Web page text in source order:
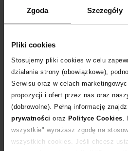
Zgoda Szczegóły
Pliki cookies
Stosujemy pliki cookies w celu
działania strony (obowiązkowe),
Serwisu oraz w celach
propozycji i ofert przez nas oraz
(dobrowolne). Pełną informację
prywatności oraz Polityce Cookies
wszystkie" wyrażasz zgodę na
wszystkich cookies. Jeśli chcesz
Tabela rozmiarów
POWIADOM O
Dostawa
14 dni na zwrot towaru